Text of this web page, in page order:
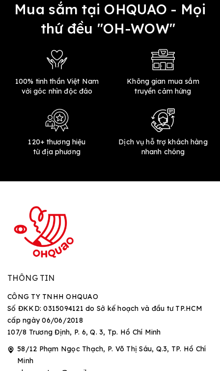
Mua sắm tại OHQUAO - Mọi
thứ đều "OH-WOW"
100% tinh thần Việt Nam
với góc nhìn độc đáo
Không gian mua sắm
truyền cảm hứng
120+ thương hiệu
từ địa phương
Dịch vụ hỗ trợ khách hàng
nhanh chóng
THÔNG TIN
CÔNG TY TNHH OHQUAO
Số ĐKKD: 0315094121 do Sở kế hoạch và đầu tư TP.HCM
cấp ngày 06/06/2018
107/8 Trương Định, P. 6, Q. 3, Tp. Hồ Chí Minh
58/12 Phạm Ngọc Thạch, P. Võ Thị Sáu, Q.3, TP. Hồ Chí
Minh